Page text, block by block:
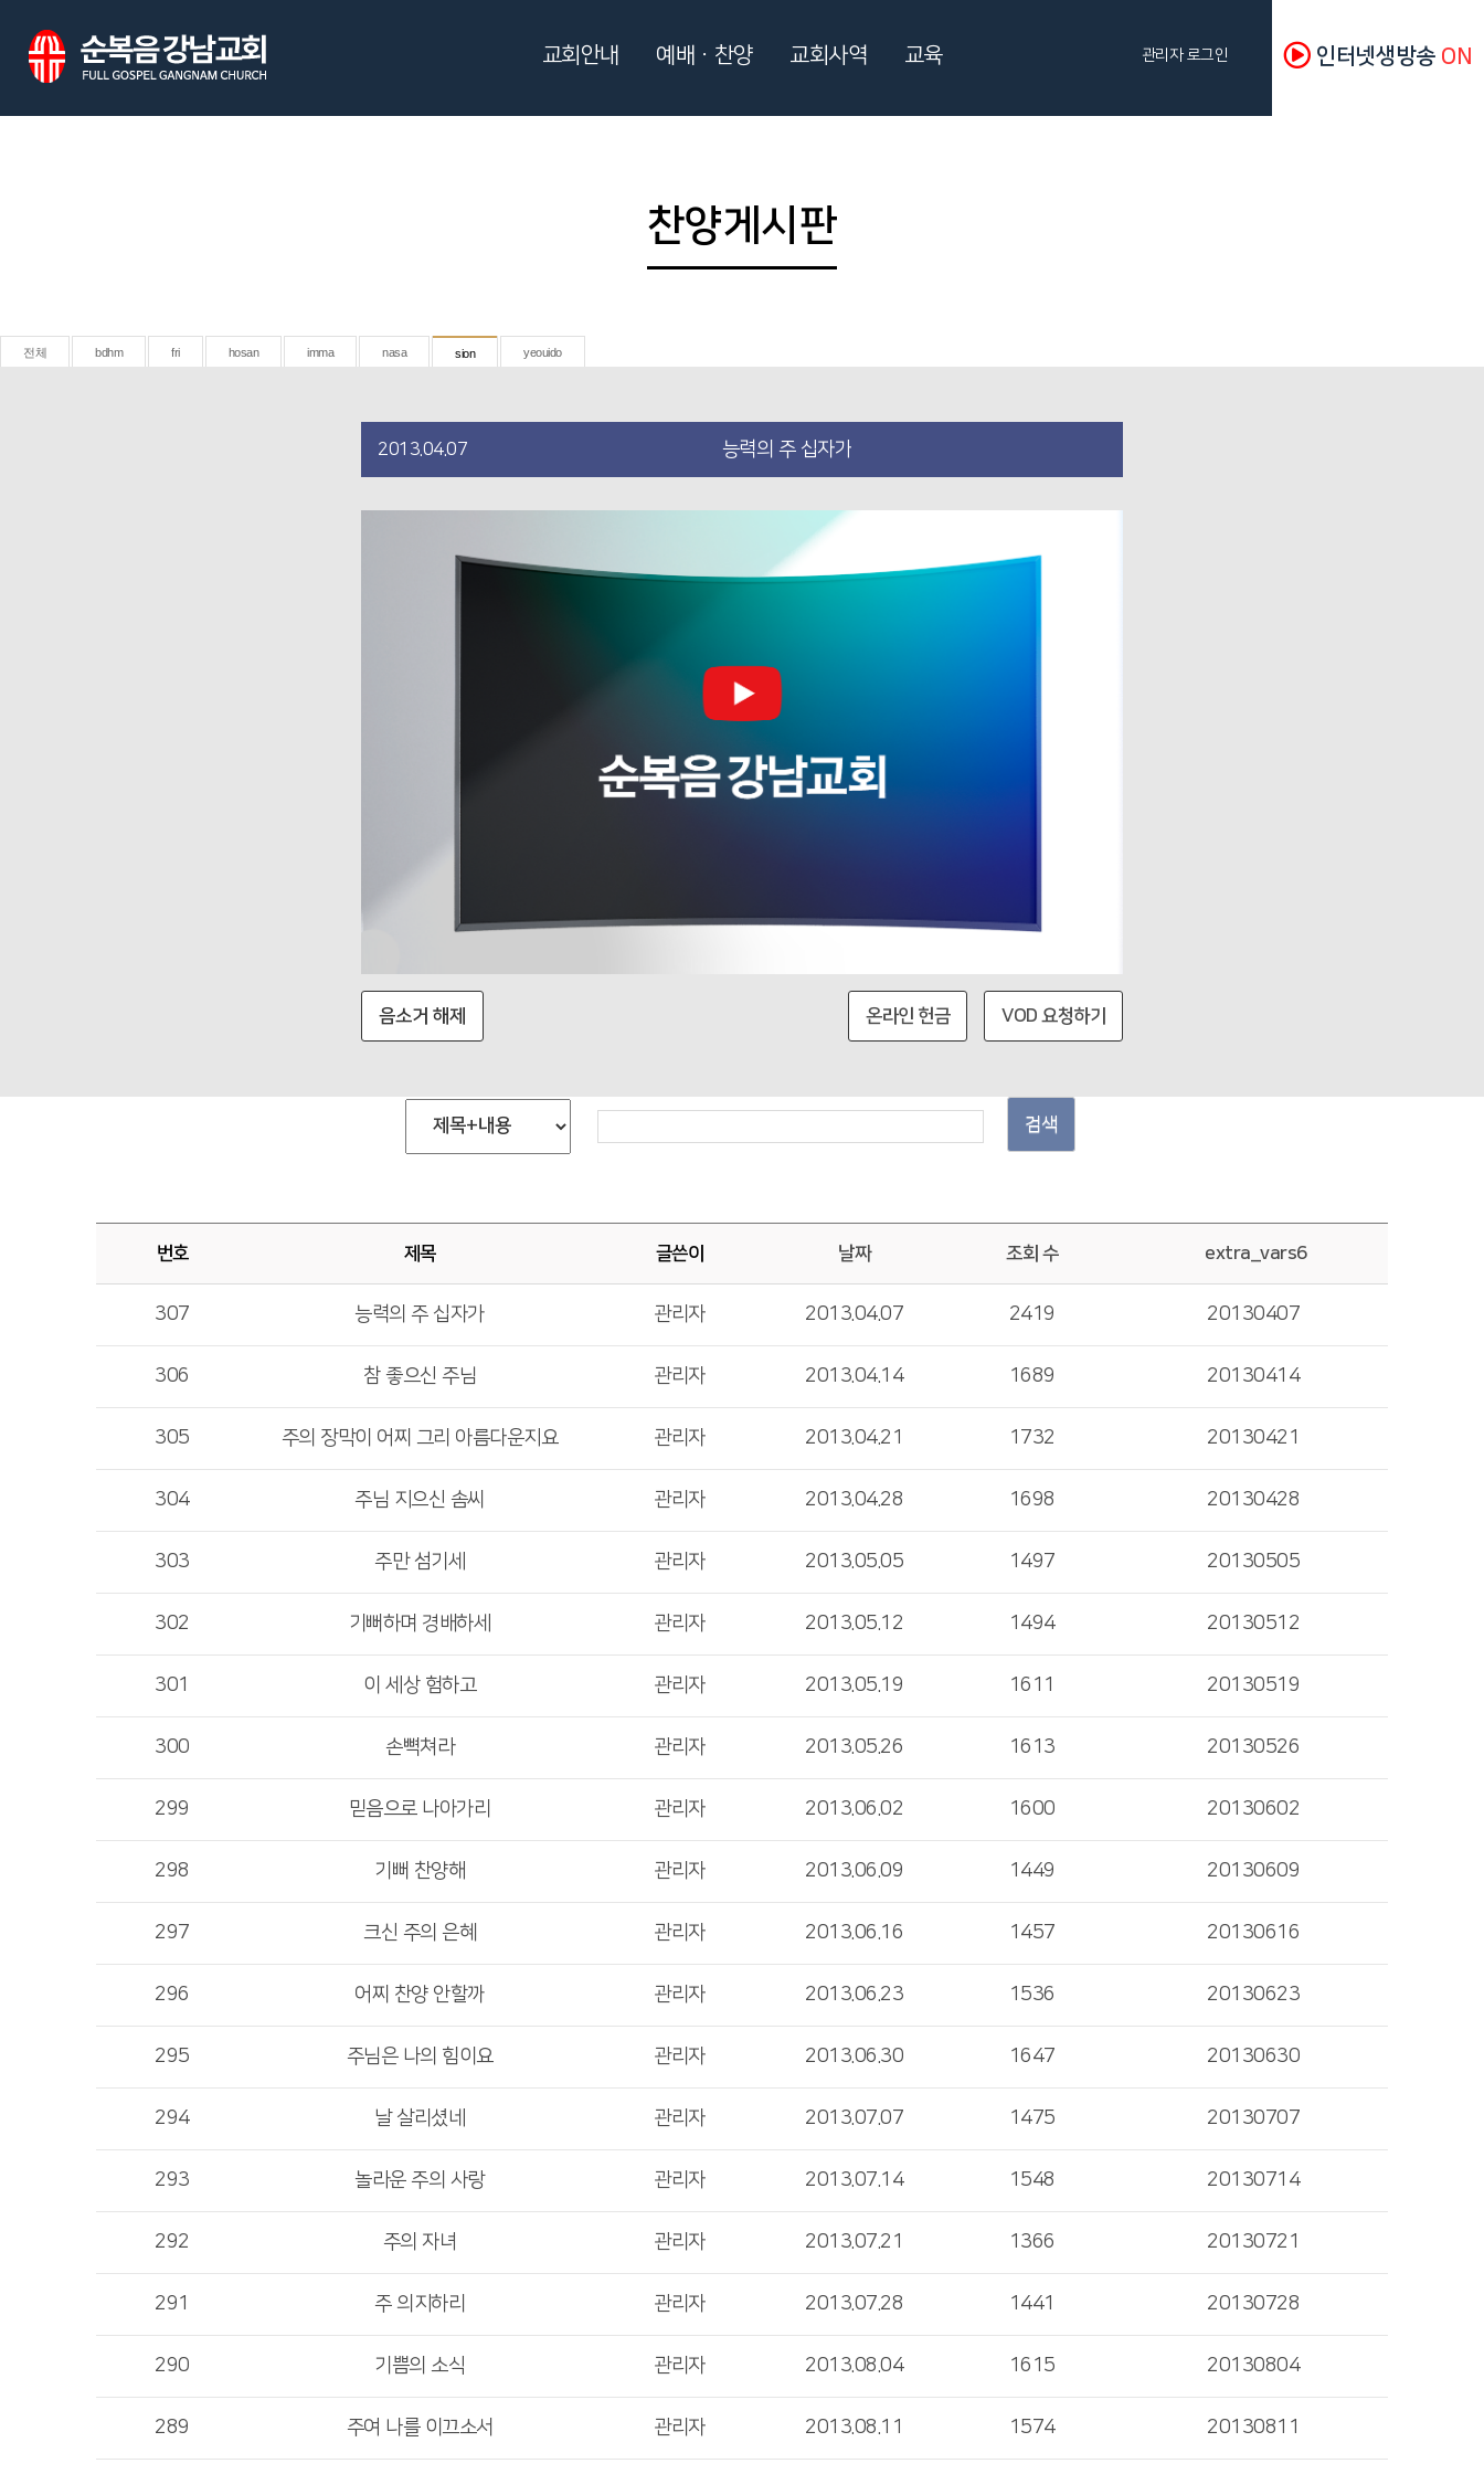
찬양게시판
전체 bdhm fri hosan imma nasa sion yeouido
2013.04.07 능력의 주 십자가
음소거 해제 VOD 요청하기
온라인 헌금
검색
번호 제목 글쓴이 날짜 조회 수 extra_vars6
307 능력의 주 십자가 관리자 2013.04.07 2419 20130407
306 참 좋으신 주님 관리자 2013.04.14 1689 20130414
305 주의 장막이 어찌 그리 아름다운지요 관리자 2013.04.21 1732 20130421
304 주님 지으신 솜씨 관리자 2013.04.28 1698 20130428
303 주만 섬기세 관리자 2013.05.05 1497 20130505
302 기뻐하며 경배하세 관리자 2013.05.12 1494 20130512
301 이 세상 험하고 관리자 2013.05.19 1611 20130519
300 손뼉쳐라 관리자 2013.05.26 1613 20130526
299 믿음으로 나아가리 관리자 2013.06.02 1600 20130602
298 기뻐 찬양해 관리자 2013.06.09 1449 20130609
297 크신 주의 은혜 관리자 2013.06.16 1457 20130616
296 어찌 찬양 안할까 관리자 2013.06.23 1536 20130623
295 주님은 나의 힘이요 관리자 2013.06.30 1647 20130630
294 날 살리셨네 관리자 2013.07.07 1475 20130707
293 놀라운 주의 사랑 관리자 2013.07.14 1548 20130714
292 주의 자녀 관리자 2013.07.21 1366 20130721
291 주 의지하리 관리자 2013.07.28 1441 20130728
290 기쁨의 소식 관리자 2013.08.04 1615 20130804
289 주여 나를 이끄소서 관리자 2013.08.11 1574 20130811
교회안내 예배ㆍ찬양 교회사역 교육 관리자 로그인 인터넷생방송 ON